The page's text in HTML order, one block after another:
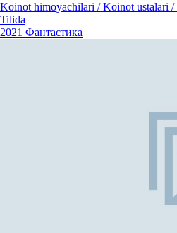
Koinot himoyachilari / Koinot ustalari
Tilida
2021 Фантастика